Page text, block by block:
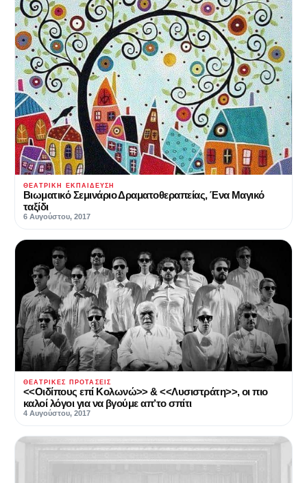
ΘΕΑΤΡΙΚΉ ΕΚΠΑΊΔΕΥΣΗ
Βιωματικό Σεμινάριο Δραματοθεραπείας, Ένα Μαγικό
ταξίδι
6 Αυγούστου, 2017
ΘΕΑΤΡΙΚΈΣ ΠΡΟΤΆΣΕΙΣ
<<Οιδίπους επί Κολωνώ>> & <<Λυσιστράτη>>, οι πιο
καλοί λόγοι για να βγούμε απ’το σπίτι
4 Αυγούστου, 2017